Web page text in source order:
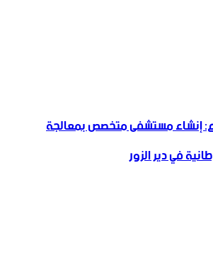
إنشاء ‌‏مستشفى متخصص بمعالجة
في دير الزور